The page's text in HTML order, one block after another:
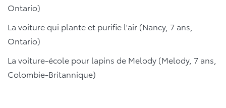
Ontario)
La voiture qui plante et purifie l'air (Nancy, 7 ans,
Ontario)
La voiture-école pour lapins de Melody (Melody, 7 ans,
Colombie-Britannique)